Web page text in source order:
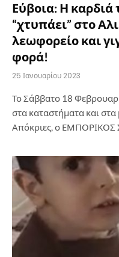
Εύβοια: Η καρδιά
“χτυπάει” στο
λεωφορείο και
φορά!
25 Ιανουαρίου 2023
Το Σάββατο 18
στα καταστήματα και στα
Απόκριες, ο ΕΜΠΟΡΙΚΟΣ